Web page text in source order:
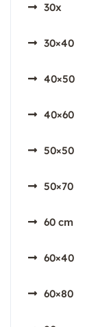
30x
30×40
40×50
40×60
50×50
50×70
60 cm
60×40
60×80